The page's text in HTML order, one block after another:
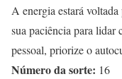
A energia estará
sua paciência para lidar
pessoal, priorize o
Número da sorte: 16